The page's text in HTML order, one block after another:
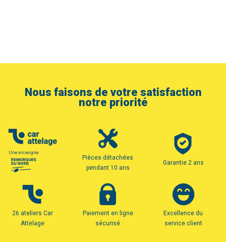
Nous faisons de votre satisfaction
notre priorité
Une enseigne
Pièces détachées
pendant 10 ans
Garantie 2 ans
26 ateliers Car
Attelage
Paiement en ligne
sécurisé
Excellence du
service client